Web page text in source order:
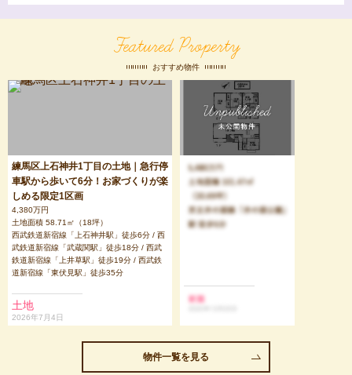
Featured Property
おすすめ物件
練馬区上石神井1丁目の土地｜急行停
車駅から歩いて6分！お家づくりが楽
しめる限定1区画
4,380万円
土地面積 58.71㎡（18坪）
西武鉄道新宿線「上石神井駅」徒歩6分 / 西
武鉄道新宿線「武蔵関駅」徒歩18分 / 西武
鉄道新宿線「上井草駅」徒歩19分 / 西武鉄
道新宿線「東伏見駅」徒歩35分
土地
2026年7月4日
物件一覧を見る
中
野
杉
並
吉
祥
三